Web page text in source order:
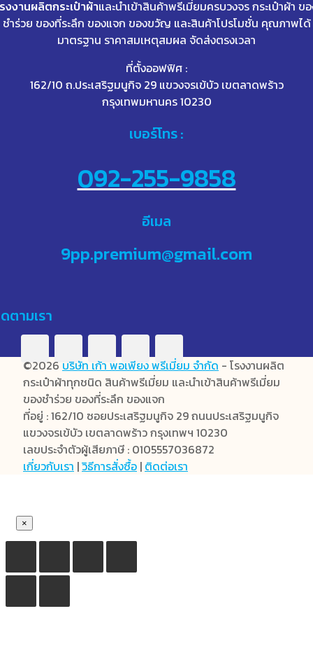
งงานผลิตกระเป๋าผ้าและนำเข้าสินค้าพรีเมี่ยมครบวงจร กระเป๋าผ้า ข
ชำร่วย ของที่ระลึก ของแจก ของขวัญ และสินค้าโปรโมชั่น คุณภาพได้
มาตรฐาน ราคาสมเหตุสมผล จัดส่งตรงเวลา
ที่ตั้งออฟฟิศ :
162/10 ถ.ประเสริฐมนูกิจ 29 แขวงจรเข้บัว เขตลาดพร้าว
กรุงเทพมหานคร 10230
เบอร์โทร :
092-255-9858
อีเมล
9pp.premium@gmail.com
ตามเรา
©2026 บริษัท เก้า พอเพียง พรีเมี่ยม จำกัด - โรงงานผลิต
กระเป๋าผ้าทุกชนิด สินค้าพรีเมี่ยม และนำเข้าสินค้าพรีเมี่ยม
ของชำร่วย ของที่ระลึก ของแจก
ที่อยู่ : 162/10 ซอยประเสริฐมนูกิจ 29 ถนนประเสริฐมนูกิจ
แขวงจรเข้บัว เขตลาดพร้าว กรุงเทพฯ 10230
เลขประจำตัวผู้เสียภาษี : 0105557036872
เกี่ยวกับเรา |วิธีการสั่งซื้อ | ติดต่อเรา
×